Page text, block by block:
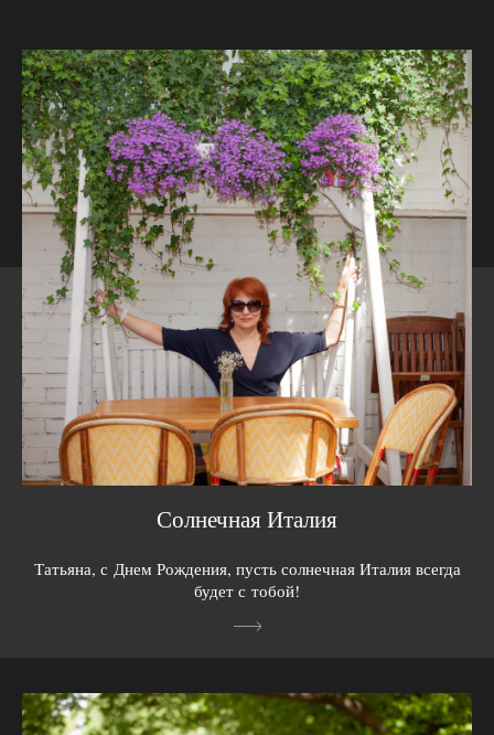
Солнечная Италия
Татьяна, с Днем Рождения, пусть солнечная Италия всегда
будет с тобой!